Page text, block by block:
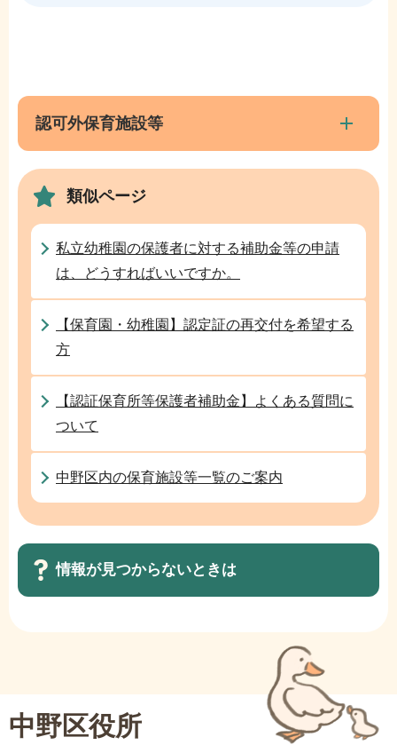
こ
ま
で
ブ
ビ
認可外保育施設等
類似ページ
私立幼稚園の保護者に対する補助金等の申請
は、どうすればいいですか。
【保育園・幼稚園】認定証の再交付を希望する
方
【認証保育所等保護者補助金】よくある質問に
ついて
中野区内の保育施設等一覧のご案内
情報が見つからないときは
ゲ
中野区役所